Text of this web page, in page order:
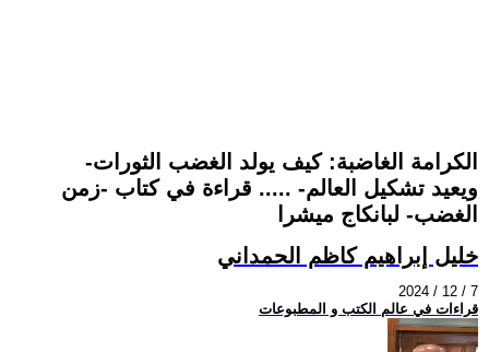
-الكرامة الغاضبة: كيف يولد الغضب الثورات
ويعيد تشكيل العالم- ..... قراءة في كتاب -زمن
الغضب- لبانكاج ميشرا
خليل إبراهيم كاظم الحمداني
2024 / 12 / 7
قراءات في عالم الكتب و المطبوعات